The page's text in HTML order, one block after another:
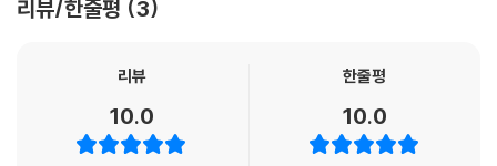
가르시아 마르께스의 『백년의 고독』에 앞서 라틴아메리카의 고유성과 독
주는 작품이다. 20세기 중반 현란하게 복잡해진 대도시의 삶에 지친 주인
만나면서 벌어지는 드라마가 거듭되는 반전 속에 흥미롭게 펼쳐진다. 같은
시간대를 살고 있다고는 믿을 수 없을 만큼 자연에 밀착한 삶과 문화가 현
리뷰/한줄평 3
리뷰
10.0
한줄평
10.0